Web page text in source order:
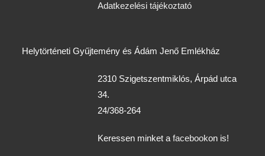
Adatkezelési tájékoztató
Helytörténeti Gyűjtemény és Ádám Jenő Emlékház
2310 Szigetszentmiklós, Árpád utca
34.
24/368-264
Keressen minket afacebookon is!